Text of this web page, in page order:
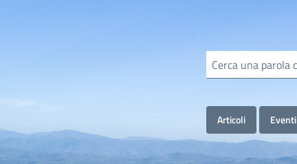
Cerca informazioni, servizi, persone
Articoli Eventi